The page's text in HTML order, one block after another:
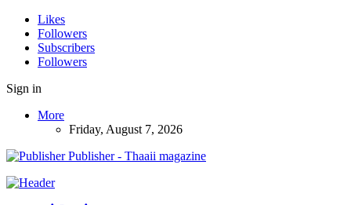
Likes
Followers
Subscribers
Followers
Sign in
More
Friday, August 7, 2026
Publisher - Thaaii magazine